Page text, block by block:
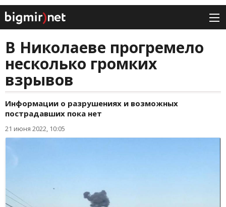
В Николаеве прогремело
несколько громких
взрывов
Информации о разрушениях и возможных
пострадавших пока нет
21 июня 2022, 10:05